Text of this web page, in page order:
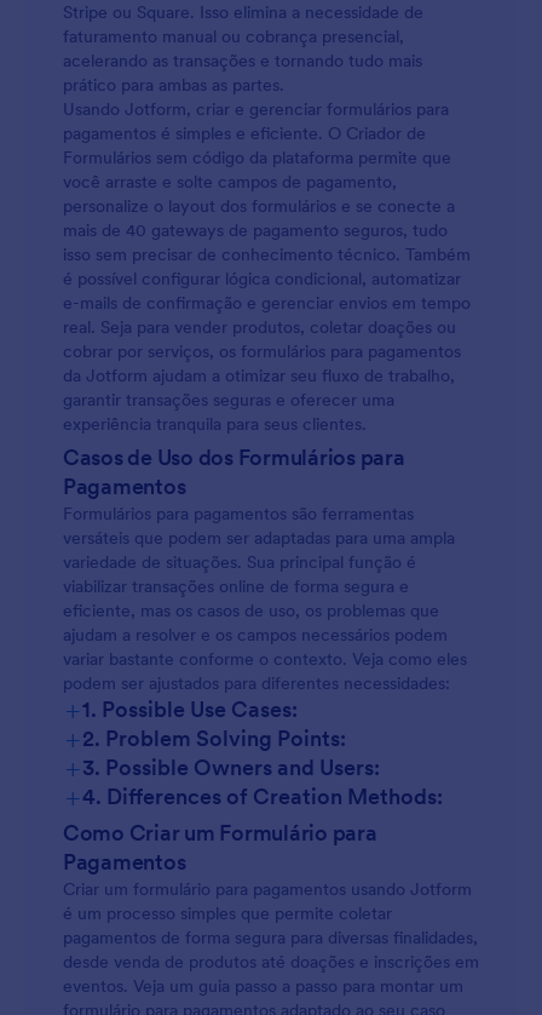
Stripe ou Square. Isso elimina a necessidade de
faturamento manual ou cobrança presencial,
acelerando as transações e tornando tudo mais
prático para ambas as partes.
Usando Jotform, criar e gerenciar formulários para
pagamentos é simples e eficiente. O Criador de
Formulários sem código da plataforma permite que
você arraste e solte campos de pagamento,
personalize o layout dos formulários e se conecte a
mais de 40 gateways de pagamento seguros, tudo
isso sem precisar de conhecimento técnico. Também
é possível configurar lógica condicional, automatizar
e-mails de confirmação e gerenciar envios em tempo
real. Seja para vender produtos, coletar doações ou
cobrar por serviços, os formulários para pagamentos
da Jotform ajudam a otimizar seu fluxo de trabalho,
garantir transações seguras e oferecer uma
experiência tranquila para seus clientes.
Casos de Uso dos Formulários para
Pagamentos
Formulários para pagamentos são ferramentas
versáteis que podem ser adaptadas para uma ampla
variedade de situações. Sua principal função é
viabilizar transações online de forma segura e
eficiente, mas os casos de uso, os problemas que
ajudam a resolver e os campos necessários podem
variar bastante conforme o contexto. Veja como eles
podem ser ajustados para diferentes necessidades:
+1. Possible Use Cases:
+2. Problem Solving Points:
+3. Possible Owners and Users:
+4. Differences of Creation Methods:
Como Criar um Formulário para
Pagamentos
Criar um formulário para pagamentos usando Jotform
é um processo simples que permite coletar
pagamentos de forma segura para diversas finalidades,
desde venda de produtos até doações e inscrições em
eventos. Veja um guia passo a passo para montar um
formulário para pagamentos adaptado ao seu caso